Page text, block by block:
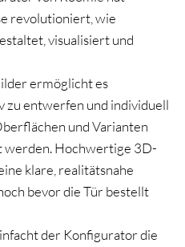
revolutioniert, wie
visualisiert und
ermöglicht es
zu entwerfen und individuell
und Varianten
werden. Hochwertige 3D-
klare, realitätsnahe
bevor die Tür bestellt
der Konfigurator die